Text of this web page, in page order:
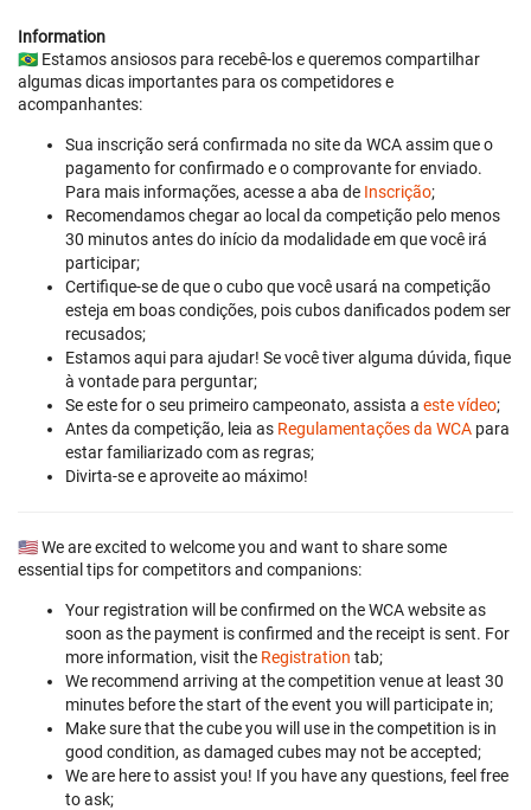
Information
🇧🇷 Estamos ansiosos para recebê-los e queremos compartilhar
algumas dicas importantes para os competidores e
acompanhantes:
Sua inscrição será confirmada no site da WCA assim que o
pagamento for confirmado e o comprovante for enviado.
Para mais informações, acesse a aba de Inscrição;
Recomendamos chegar ao local da competição pelo menos
30 minutos antes do início da modalidade em que você irá
participar;
Certifique-se de que o cubo que você usará na competição
esteja em boas condições, pois cubos danificados podem ser
recusados;
Estamos aqui para ajudar! Se você tiver alguma dúvida, fique
à vontade para perguntar;
Se este for o seu primeiro campeonato, assista a este vídeo;
Antes da competição, leia as Regulamentações da WCA para
estar familiarizado com as regras;
Divirta-se e aproveite ao máximo!
🇺🇸 We are excited to welcome you and want to share some
essential tips for competitors and companions:
Your registration will be confirmed on the WCA website as
soon as the payment is confirmed and the receipt is sent. For
more information, visit the Registration tab;
We recommend arriving at the competition venue at least 30
minutes before the start of the event you will participate in;
Make sure that the cube you will use in the competition is in
good condition, as damaged cubes may not be accepted;
We are here to assist you! If you have any questions, feel free
to ask;